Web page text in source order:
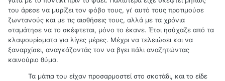
του άρεσε να μυρίζει τον φόβο τους, γι' αυτό τους προτιμούσε
ζωντανούς και με τις αισθήσεις τους, αλλά με τα χρόνια
σταμάτησε να το σκέφτεται, μόνο το έκανε. Έτσι ησύχαζε από τα
κλαψουρίσματα για λίγες μέρες. Μέχρι να τελειώσει και να
ξαναρχίσει, αναγκάζοντάς τον να βγει πάλι αναζητώντας
καινούριο θύμα.
Τα μάτια του είχαν προσαρμοστεί στο σκοτάδι, και το είδε